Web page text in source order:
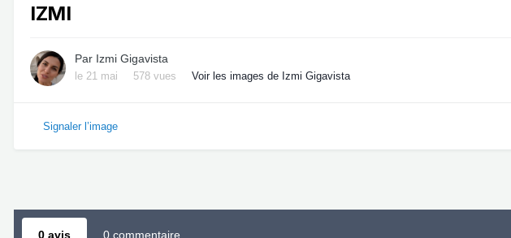
IZMI
Par Izmi Gigavista
le 21 mai 578 vues Voir les images de Izmi Gigavista
Signaler l’image
0 avis 0 commentaire